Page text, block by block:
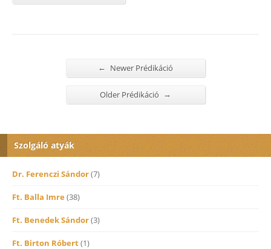
← Newer Prédikáció
Older Prédikáció →
Szolgáló atyák
Dr. Ferenczi Sándor(7)
Ft. Balla Imre(38)
Ft. Benedek Sándor(3)
Ft. Birton Róbert(1)